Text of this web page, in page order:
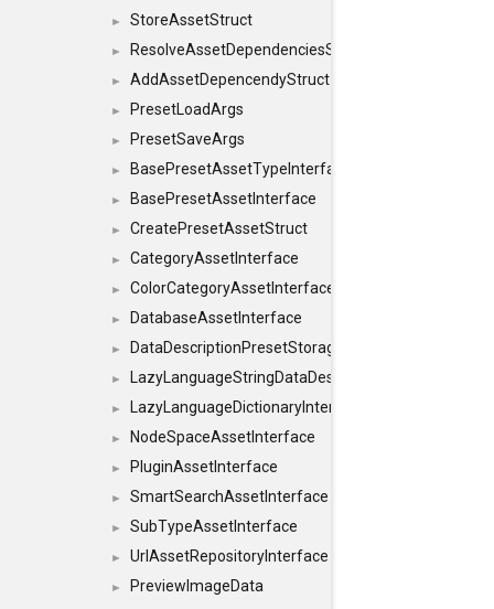
► StoreAssetStruct
► ResolveAssetDependenciesStruct
► AddAssetDepencendyStruct
► PresetLoadArgs
► PresetSaveArgs
► BasePresetAssetTypeInterface
► BasePresetAssetInterface
► CreatePresetAssetStruct
► CategoryAssetInterface
► ColorCategoryAssetInterface
► DatabaseAssetInterface
► DataDescriptionPresetStorageInterface
►
► LazyLanguageDictionaryInterface
► NodeSpaceAssetInterface
► PluginAssetInterface
► SmartSearchAssetInterface
► SubTypeAssetInterface
► UrlAssetRepositoryInterface
►
PreviewImageData